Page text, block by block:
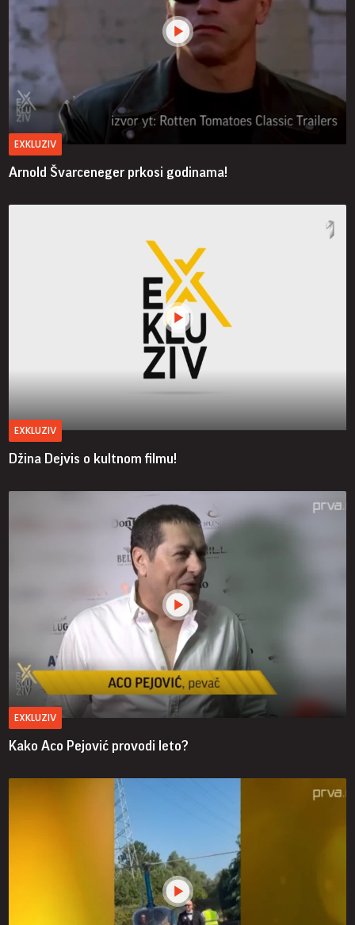
EXKLUZIV
Arnold Švarceneger prkosi godinama!
EXKLUZIV
Džina Dejvis o kultnom filmu!
EXKLUZIV
Kako Aco Pejović provodi leto?